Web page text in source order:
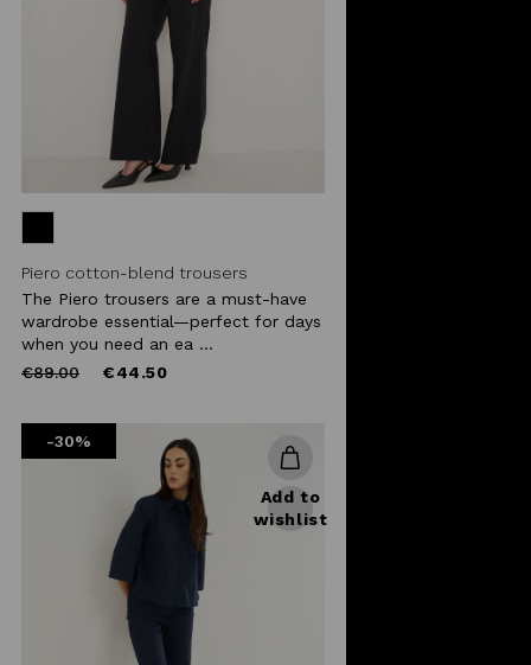
Piero cotton-blend trousers
The Piero trousers are a must-have
wardrobe essential—perfect for days
when you need an ea ...
Price
€89.00to €44.50
-30%
Add to
wishlist